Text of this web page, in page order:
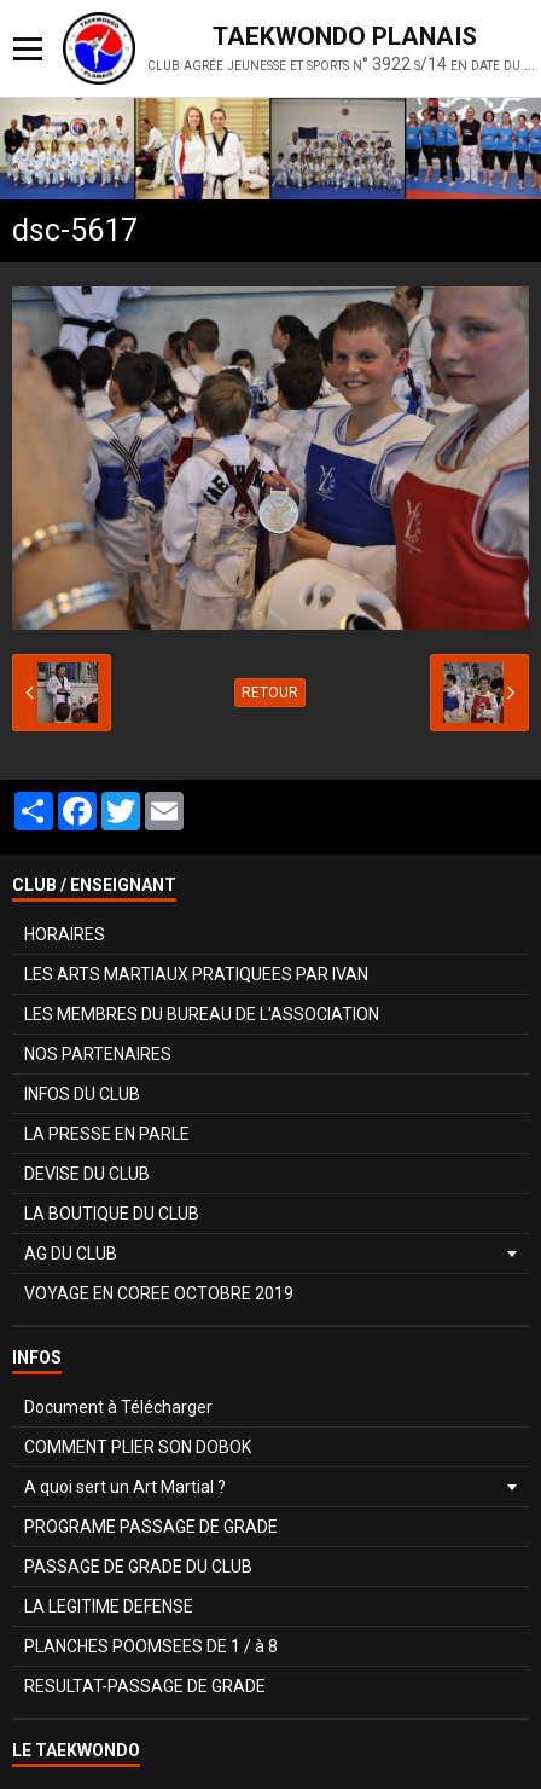
TAEKWONDO PLANAIS
dsc-5617
RETOUR
PartagerFacebook
Twitter
CLUB / ENSEIGNANT
HORAIRES
LES ARTS MARTIAUX PRATIQUEES PAR IVAN
LES MEMBRES DU BUREAU DE L'ASSOCIATION
NOS PARTENAIRES
INFOS DU CLUB
LA PRESSE EN PARLE
DEVISE DU CLUB
LA BOUTIQUE DU CLUB
AG DU CLUB
VOYAGE EN COREE OCTOBRE 2019
INFOS
Document à Télécharger
COMMENT PLIER SON DOBOK
A quoi sert un Art Martial ?
PROGRAME PASSAGE DE GRADE
PASSAGE DE GRADE DU CLUB
LA LEGITIME DEFENSE
PLANCHES POOMSEES DE 1 / à 8
RESULTAT-PASSAGE DE GRADE
LE TAEKWONDO